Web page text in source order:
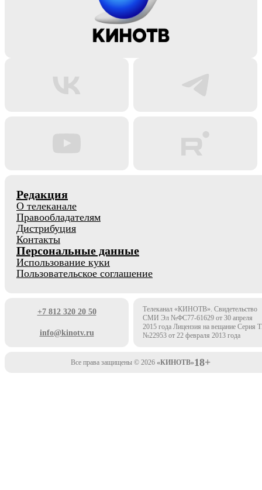
Редакция
О телеканале
Правообладателям
Дистрибуция
Контакты
Персональные данные
Использование куки
Пользовательское соглашение
+7 812 320 20 50
info@kinotv.ru
Телеканал «КИНОТВ». Свидетельство
СМИ Эл №ФС77-61629 от 30 апреля
2015 года Лицензия на вещание Серия
№22953 от 22 февраля 2013 года
Все права защищены © 2026 «КИНОТВ»18+